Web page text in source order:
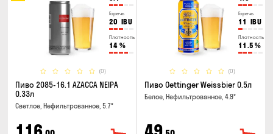
Горечь
20 IBU
Плотность
14 %
(0)
Пиво 2085-16.1 AZACCA NEIPA
0.33л
Светлое, Нефильтрованное, 5.7°
Горечь
11 IBU
Плотность
11.5 %
(0)
Пиво Oettinger Weissbier 0.5л
Белое, Нефильтрованное, 4.9°